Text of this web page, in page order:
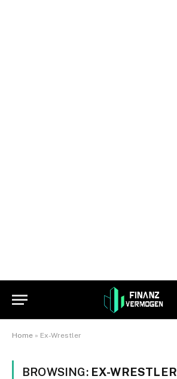
Home » Ex-Wrestler
BROWSING: EX-WRESTLER